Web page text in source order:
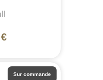
Sur commande